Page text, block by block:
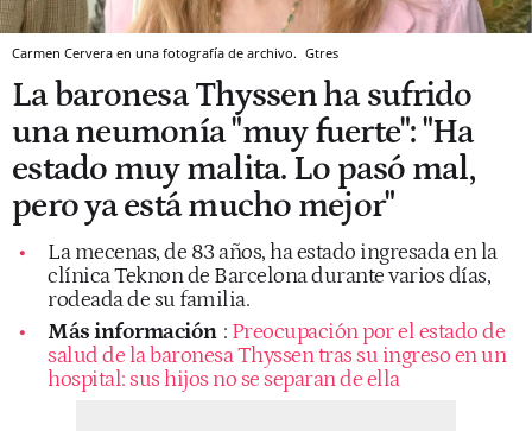
Carmen Cervera en una fotografía de archivo. Gtres
La baronesa Thyssen ha sufrido
una neumonía "muy fuerte": "Ha
estado muy malita. Lo pasó mal,
pero ya está mucho mejor"
La mecenas, de 83 años, ha estado ingresada en la
clínica Teknon de Barcelona durante varios días,
rodeada de su familia.
Más información : Preocupación por el estado de
salud de la baronesa Thyssen tras su ingreso en un
hospital: sus hijos no se separan de ella